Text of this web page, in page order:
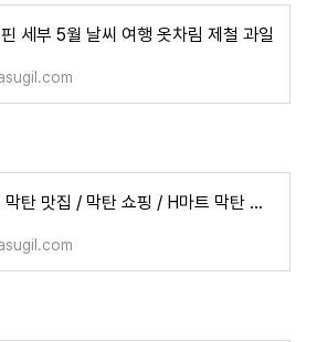
세부 5월 날씨 여행 옷차림 제철 과일
세부 막탄 맛집 / 막탄 쇼핑 / H마트 막탄 한인마트와 분식을 한번에 해결